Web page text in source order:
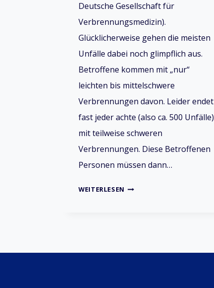
Deutsche Gesellschaft für
Verbrennungsmedizin).
Glücklicherweise gehen die meisten
Unfälle dabei noch glimpflich aus.
Betroffene kommen mit „nur“
leichten bis mittelschwere
Verbrennungen davon. Leider endet
fast jeder achte (also ca. 500 Unfälle)
mit teilweise schweren
Verbrennungen. Diese Betroffenen
Personen müssen dann…
WEITERLESEN GRILLUNFÄLLE